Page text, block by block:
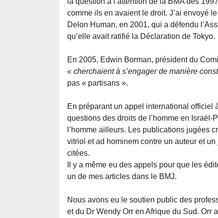
comme ils en avaient le droit. J’ai envoyé
Delon Human, en 2001, qui a défendu
qu’elle avait ratifié la Déclaration de Tokyo.
En 2005, Edwin Borman, président du
« cherchaient à s’engager de manière
pas « partisans ».
En préparant un appel international officiel
questions des droits de l’homme en
l’homme ailleurs. Les publications jugées
vitriol et ad hominem contre un auteur et
citées.
Il y a même eu des appels pour que les
un de mes articles dans le BMJ.
Nous avons eu le soutien public des
et du Dr Wendy Orr en Afrique du Sud. Orr